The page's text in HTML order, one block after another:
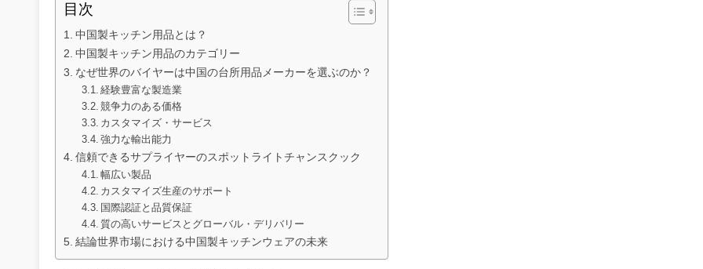
目次
中国製キッチン用品とは？
中国製キッチン用品のカテゴリー
なぜ世界のバイヤーは中国の台所用品メーカーを選ぶのか？
経験豊富な製造業
競争力のある価格
カスタマイズ・サービス
強力な輸出能力
信頼できるサプライヤーのスポットライトチャンスクック
幅広い製品
カスタマイズ生産のサポート
国際認証と品質保証
質の高いサービスとグローバル・デリバリー
結論世界市場における中国製キッチンウェアの未来